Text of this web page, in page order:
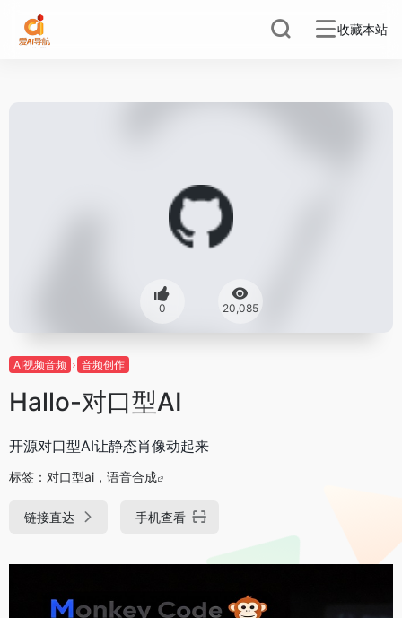
收藏本站
0 20,085
AI视频音频 音频创作
Hallo-对口型AI
开源对口型AI让静态肖像动起来
标签： 对口型ai，语音合成
链接直达 手机查看